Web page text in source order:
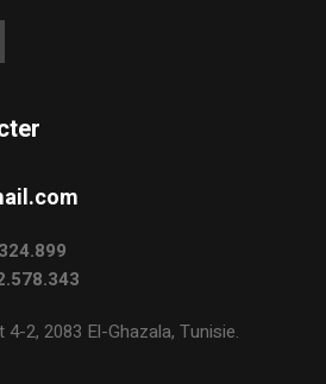
2, 2083 El-Ghazala, Tunisie.